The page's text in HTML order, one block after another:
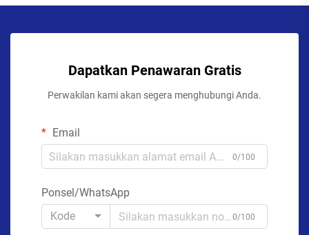
Dapatkan Penawaran Gratis
Perwakilan kami akan segera menghubungi Anda.
Email
0/100
Ponsel/WhatsApp
Kode
0/100